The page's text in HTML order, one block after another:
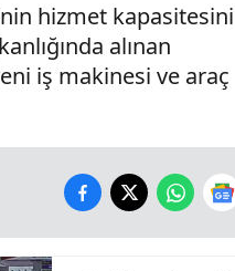
hizmet kapasitesini
alınan
iş makinesi ve araç